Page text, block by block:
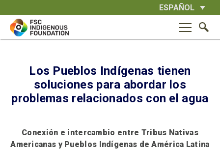
to
content
ESPAÑOL
Los Pueblos Indígenas tienen
soluciones para abordar los
problemas relacionados con el agua
Conexión e intercambio entre Tribus Nativas
Americanas y Pueblos Indígenas de América Latina